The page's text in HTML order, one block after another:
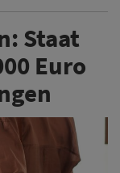
Staat
Euro